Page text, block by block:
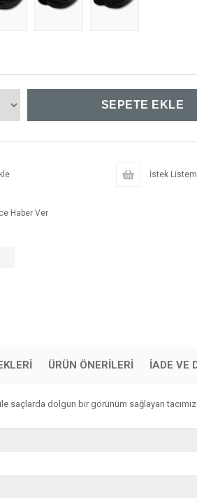
İstek
Haber Ver
ÜRÜN ÖNERILERI İADE VE
dolgun bir görünüm sağlayan